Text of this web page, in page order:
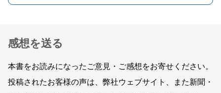
感想を送る
本書をお読みになったご意見・ご感想をお寄せください。
投稿されたお客様の声は、弊社ウェブサイト、また新聞・